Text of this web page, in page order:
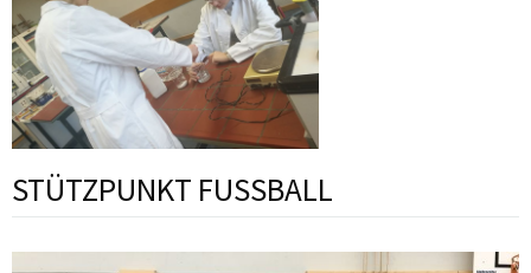
STÜTZPUNKT FUSSBALL